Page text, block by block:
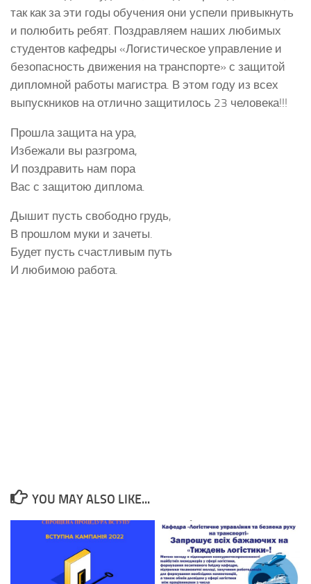
так как за эти годы обучения они успели привыкнуть
и полюбить ребят. Поздравляем наших любимых
студентов кафедры «Логистическое управление и
безопасность движения на транспорте» с защитой
дипломной работы магистра. В этом году из всех
выпускников на отлично защитилось 23 человека!!!
Прошла защита на ура,
Избежали вы разгрома,
И поздравить нам пора
Вас с защитою диплома.
Дышит пусть свободно грудь,
В прошлом муки и зачеты.
Будет пусть счастливым путь
И любимою работа.
YOU MAY ALSO LIKE...